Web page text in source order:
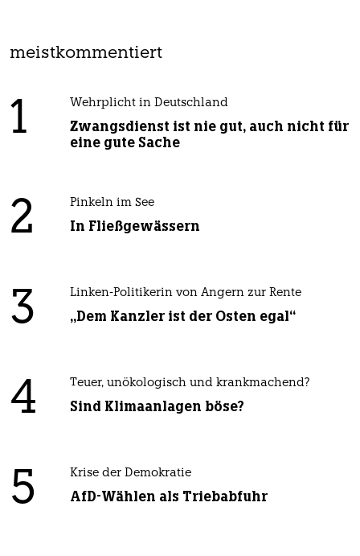
meistkommentiert
1 Wehrplicht in Deutschland
Zwangsdienst ist nie gut, auch nicht für
eine gute Sache
2 Pinkeln im See
In Fließgewässern
3 Linken-Politikerin von Angern zur Rente
„Dem Kanzler ist der Osten egal“
4 Teuer, unökologisch und krankmachend?
Sind Klimaanlagen böse?
5 Krise der Demokratie
AfD-Wählen als Triebabfuhr